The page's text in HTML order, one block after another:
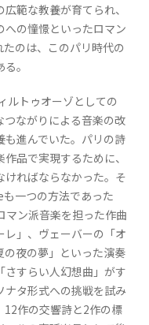
範な教養が育てられ、
の憧憬といったロマン
のは、このパリ時代の
。
ルトゥオーゾとしての
ながりによる音楽の改
進んでいた。パリの詩
品で実現するために、
ればならなかった。そ
一つの方法であった
マン派音楽を担った作曲
」、ヴェーバーの「オ
夜の夢」といった演奏
すらい人幻想曲」がす
ナタ形式への挑戦を試み
12作の交響詩と2作の標